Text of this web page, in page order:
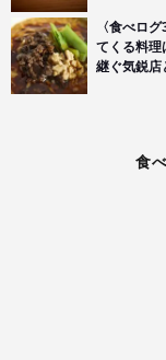
〈食べロ
てくる料理
継ぐ気鋭店
食